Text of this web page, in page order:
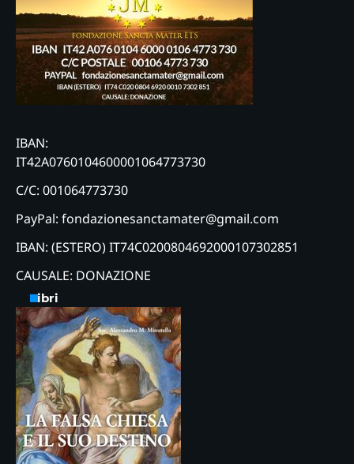
IBAN:
IT42A0760104600001064773730
C/C: 001064773730
PayPal: fondazionesanctamater@gmail.com
IBAN: (ESTERO) IT74C0200804692000107302851
CAUSALE: DONAZIONE
Libri